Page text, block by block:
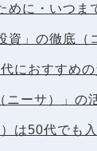
めに・いつま
資」の徹底（
におすすめ
ニーサ）」の
は50代でも